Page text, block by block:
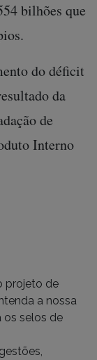
bilhões que
do déficit
da
de
Interno
projeto de
a nossa
selos de